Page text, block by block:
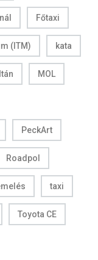
Főtaxi
(ITM) kata
MOL
PeckArt
Roadpol
taxi
Toyota CE